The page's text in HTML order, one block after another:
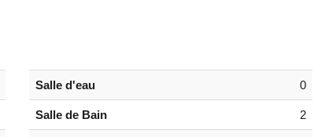
Salle d'eau 0
Salle de Bain 2